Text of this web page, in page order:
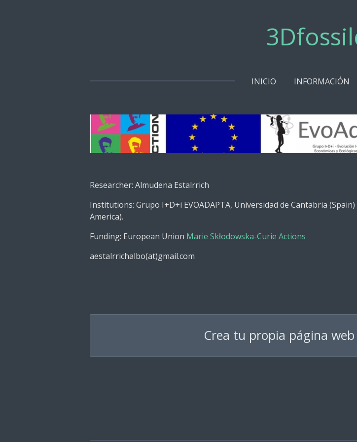
INICIO INFORMACIÓN
Researcher: Almudena Estalrrich
Institutions: Grupo I+D+i EVOADAPTA, Universidad de Cantabria
America).
Funding: European Union Marie Skłodowska-Curie Actions
aestalrrichalbo(at)gmail.com
Crea tu propia página web